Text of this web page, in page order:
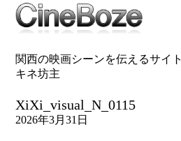
関西の映画シーンを伝えるサイト
キネ坊主
XiXi_visual_N_0115
2026年3月31日